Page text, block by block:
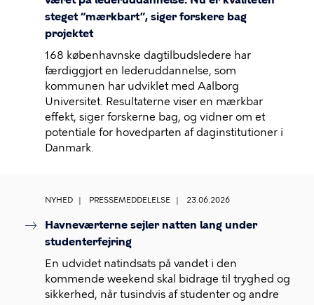
steget “mærkbart”, siger forskere bag
projektet
168 københavnske dagtilbudsledere har
færdiggjort en lederuddannelse, som
kommunen har udviklet med Aalborg
Universitet. Resultaterne viser en mærkbar
effekt, siger forskerne bag, og vidner om et
potentiale for hovedparten af daginstitutioner i
Danmark.
NYHED PRESSEMEDDELELSE 23.06.2026
Havneværterne sejler natten lang under
studenterfejring
En udvidet natindsats på vandet i den
kommende weekend skal bidrage til tryghed og
sikkerhed, når tusindvis af studenter og andre